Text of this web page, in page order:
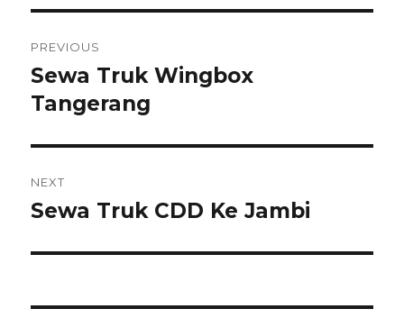
navigation
PREVIOUS
Previous
post:
Sewa Truk Wingbox
Tangerang
NEXT
Next
Sewa Truk CDD Ke Jambi